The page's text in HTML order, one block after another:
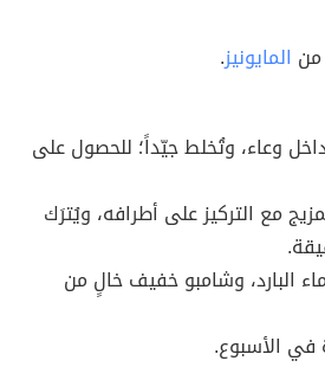
من المايونيز.
وعاء، وتُخلط جيّداً؛ للحصول على
مع التركيز على أطرافه، ويُترَك
البارد، وشامبو خفيف خالٍ من
في الأسبوع.